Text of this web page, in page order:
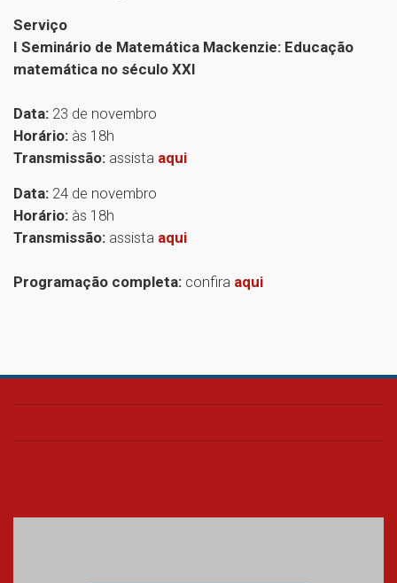
Serviço
I Seminário de Matemática Mackenzie: Educação
matemática no século XXI
Data: 23 de novembro
Horário: às 18h
Transmissão: assista aqui
Data: 24 de novembro
Horário: às 18h
Transmissão: assista aqui
Programação completa: confira aqui
1